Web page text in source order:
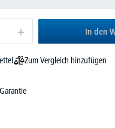
In den
Zum Vergleich hinzufügen